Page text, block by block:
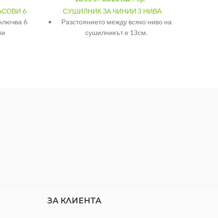
6
6
СУШИЛНИК ЗА ЧИНИИ 3 НИВА
Разстоянието между всяко ниво на
сушилникът е 13см.
ЗА КЛИЕНТА